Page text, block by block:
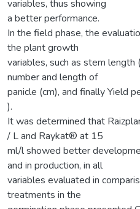
variables, thus showing
a better performance.
In the field phase, the
the plant growth
variables, such as stem length
number and length of
panicle (cm), and finally Yield
).
It was determined that
/ L and Raykat® at 15
ml/l showed better
and in production, in all
variables evaluated in
treatments in the